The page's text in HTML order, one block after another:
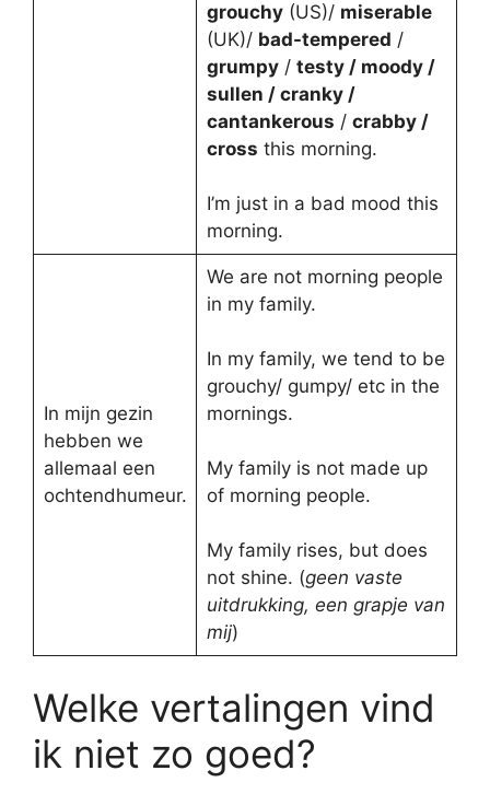
grouchy(US)/ miserable
(UK)/ bad-tempered /
grumpy/ testy / moody /
sullen / cranky /
cantankerous / crabby /
cross this morning.
I’m just in a bad mood this
morning.
In mijn gezin
hebben we
allemaal een
ochtendhumeur.
We are not morning people
in my family.
In my family, we tend to be
grouchy/ gumpy/ etc in the
mornings.
My family is not made up
of morning people.
My family rises, but does
not shine. (geen vaste
uitdrukking, een grapje van
mij)
Welke vertalingen vind
ik niet zo goed?